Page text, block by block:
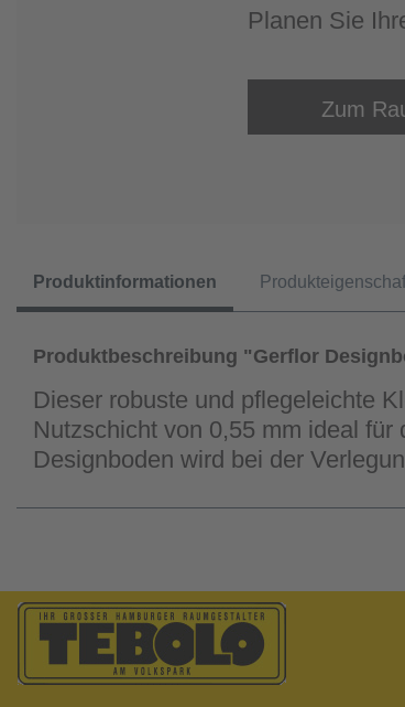
Planen Sie
Zum
Produktinformationen
Produktbeschreibung "Gerflor
Dieser robuste und pflegeleichte
Nutzschicht von 0,55 mm ideal
Designboden wird bei der